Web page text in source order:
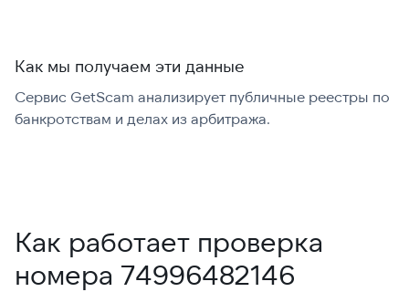
Как мы получаем эти данные
Сервис GetScam анализирует публичные реестры по
банкротствам и делах из арбитража.
Как работает проверка
номера 74996482146